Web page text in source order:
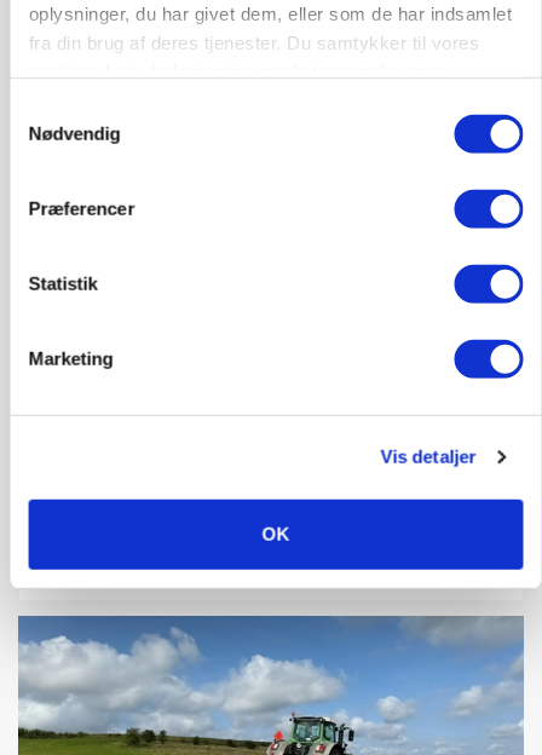
oplysninger, du har givet dem, eller som de har indsamlet
fra din brug af deres tjenester. Du samtykker til vores
Nødvendig
Præferencer
Statistik
Marketing
Vis detaljer
OK
POLITIK
kan den ændre din bedrift fra 2027
Snart kan man søge tilskud til naturprojekter